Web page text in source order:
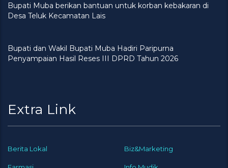
Bupati Muba berikan bantuan untuk korban kebakaran di
Desa Teluk Kecamatan Lais
Bupati dan Wakil Bupati Muba Hadiri Paripurna
Penyampaian Hasil Reses III DPRD Tahun 2026
Extra Link
Berita Lokal Biz&Marketing